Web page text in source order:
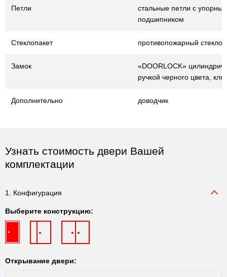
Петли
стальные петли с
подшипником
Стеклопакет противопожарный
Замок
«DOORLOCK»
ручкой черного цвета,
Дополнительно доводчик
Узнать стоимость двери Вашей
комплектации
1. Конфигурация
Выберите конструкцию:
Открывание двери: